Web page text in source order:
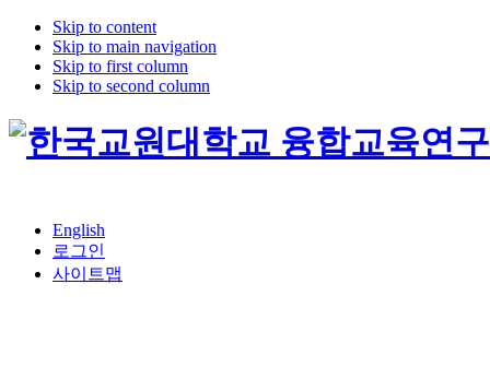
Skip to content
Skip to main navigation
Skip to first column
Skip to second column
English
로그인
사이트맵